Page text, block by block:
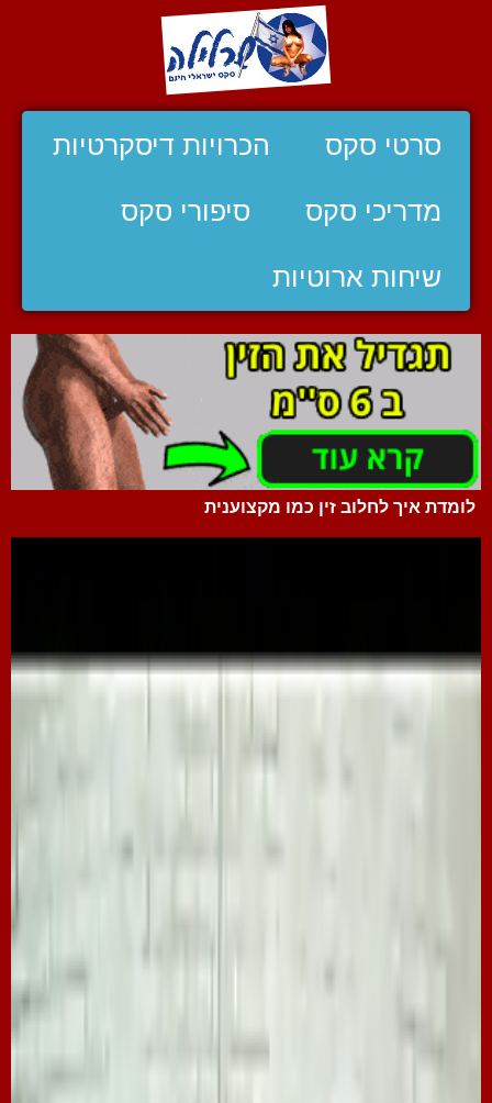
סרטי סקס הכרויות דיסקרטיות
מדריכי סקס סיפורי סקס
שיחות ארוטיות
לומדת איך לחלוב זין כמו מקצוענית